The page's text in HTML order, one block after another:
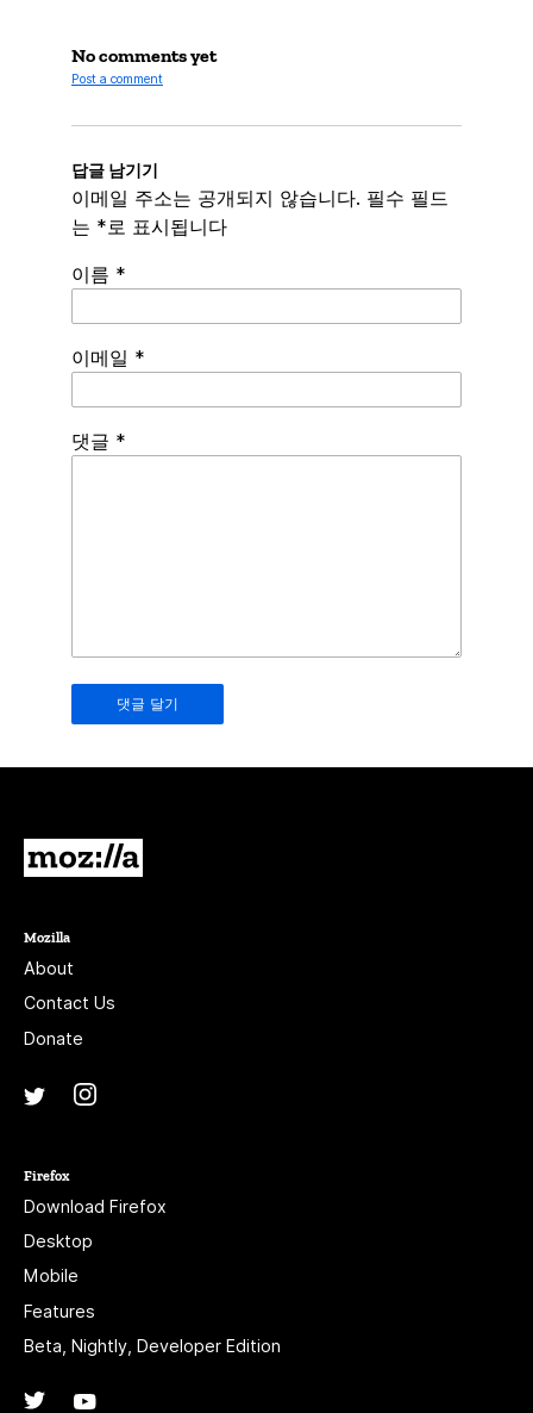
No comments yet
Post a comment
답글 남기기
이메일 주소는 공개되지 않습니다. 필수 필드
는 *로 표시됩니다
이름 *
이메일 *
Spamming
should
leave
댓글 *
Mozilla
About
Contact Us
Donate
Twitter
Firefox
Download Firefox
Desktop
Mobile
Features
Beta, Nightly, Developer Edition
Twitter